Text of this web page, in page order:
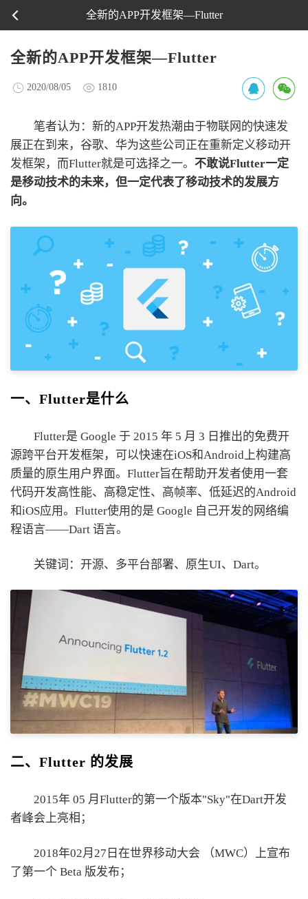
全新的APP开发框架—Flutter
全新的APP开发框架—Flutter
2020/08/05 1810
笔者认为：新的APP开发热潮由于物联网的快速发
展正在到来，谷歌、华为这些公司正在重新定义移动开
发框架，而Flutter就是可选择之一。 不敢说Flutter一定
是移动技术的未来，但一定代表了移动技术的发展方
向。
一、Flutter是什么
Flutter是 Google 于 2015 年 5 月 3 日推出的免费开
源跨平台开发框架，可以快速在iOS和Android上构建高
质量的原生用户界面。Flutter旨在帮助开发者使用一套
代码开发高性能、高稳定性、高帧率、低延迟的Android
和iOS应用。Flutter使用的是 Google 自己开发的网络编
程语言——Dart 语言。
关键词：开源、多平台部署、原生UI、Dart。
二、Flutter 的发展
2015年 05 月Flutter的第一个版本"Sky"在Dart开发
者峰会上亮相；
2018年02月27日在世界移动大会 （MWC）上宣布
了第一个 Beta 版发布；